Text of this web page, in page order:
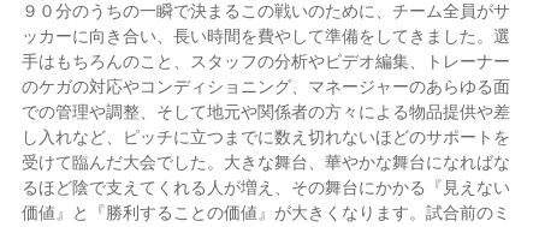
９０分のうちの一瞬で決まるこの戦いのために、チーム全員がサ
ッカーに向き合い、長い時間を費やして準備をしてきました。選
手はもちろんのこと、スタッフの分析やビデオ編集、トレーナー
のケガの対応やコンディショニング、マネージャーのあらゆる面
での管理や調整、そして地元や関係者の方々による物品提供や差
し入れなど、ピッチに立つまでに数え切れないほどのサポートを
受けて臨んだ大会でした。大きな舞台、華やかな舞台になればな
るほど陰で支えてくれる人が増え、その舞台にかかる『見えない
価値』と『勝利することの価値』が大きくなります。試合前のミ